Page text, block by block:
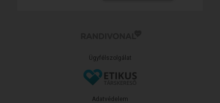
Ügyfélszolgálat
Adatvédelem